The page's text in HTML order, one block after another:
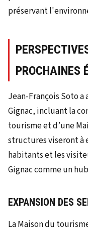
PROCHAINES
Jean-François Soto a
Gignac, incluant la
tourisme et d’une
structures viseront à
habitants et les
Gignac comme un
EXPANSION DES
La Maison du